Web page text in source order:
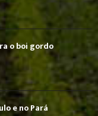
o boi gordo
e no Pará